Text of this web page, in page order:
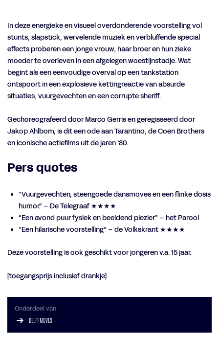
In deze energieke en visueel overdonderende voorstelling vol
stunts, slapstick, wervelende muziek en verbluffende special
effects proberen een jonge vrouw, haar broer en hun zieke
moeder te overleven in een afgelegen woestijnstadje. Wat
begint als een eenvoudige overval op een tankstation
ontspoort in een explosieve kettingreactie van absurde
situaties, vuurgevechten en een corrupte sheriff.
Gechoreografeerd door Marco Gerris en geregisseerd door
Jakop Ahlbom, is dit een ode aan Tarantino, de Coen Brothers
en iconische actiefilms uit de jaren ’80.
Pers quotes
“Vuurgevechten, steengoede dansmoves en een flinke dosis
humor.” – De Telegraaf ★★★★
“Een avond puur fysiek en beeldend plezier” – het Parool
“Een hilarische voorstelling” – de Volkskrant ★★★★
Deze voorstelling is ook geschikt voor jongeren v.a. 15 jaar.
[toegangsprijs inclusief drankje]
Onderdeel van
DELFT MOVES